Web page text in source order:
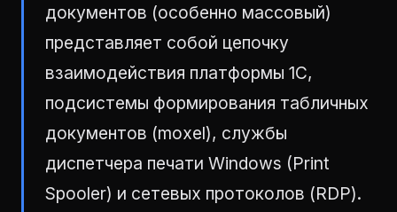
документов (особенно массовый)
представляет собой цепочку
взаимодействия платформы 1С,
подсистемы формирования табличных
документов (moxel), службы
диспетчера печати Windows (Print
Spooler) и сетевых протоколов (RDP).